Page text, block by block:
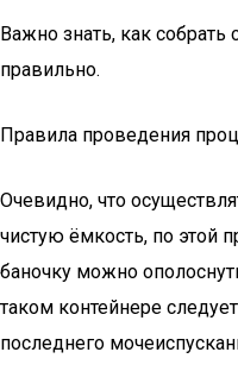
Важно знать, как собрать
правильно.
Правила проведения
Очевидно, что
чистую ёмкость, по этой
баночку можно
таком контейнере
последнего